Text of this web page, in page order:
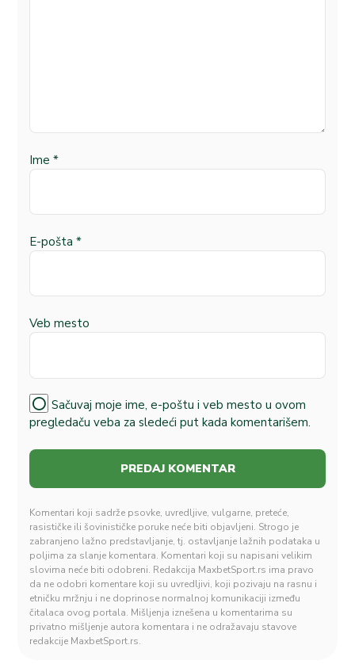
Ime *
E-pošta *
Veb mesto
Sačuvaj moje ime, e-poštu i veb mesto u ovom
pregledaču veba za sledeći put kada komentarišem.
Komentari koji sadrže psovke, uvredljive, vulgarne, preteće,
rasističke ili šovinističke poruke neće biti objavljeni. Strogo je
zabranjeno lažno predstavljanje, tj. ostavljanje lažnih podataka u
poljima za slanje komentara. Komentari koji su napisani velikim
slovima neće biti odobreni. Redakcija MaxbetSport.rs ima pravo
da ne odobri komentare koji su uvredljivi, koji pozivaju na rasnu i
etničku mržnju i ne doprinose normalnoj komunikaciji između
čitalaca ovog portala. Mišljenja iznešena u komentarima su
privatno mišljenje autora komentara i ne odražavaju stavove
redakcije MaxbetSport.rs.